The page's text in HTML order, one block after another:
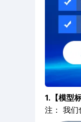
1.【模型
注： 我们